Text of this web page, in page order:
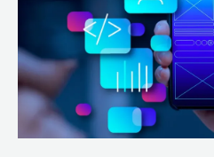
a
AWS?